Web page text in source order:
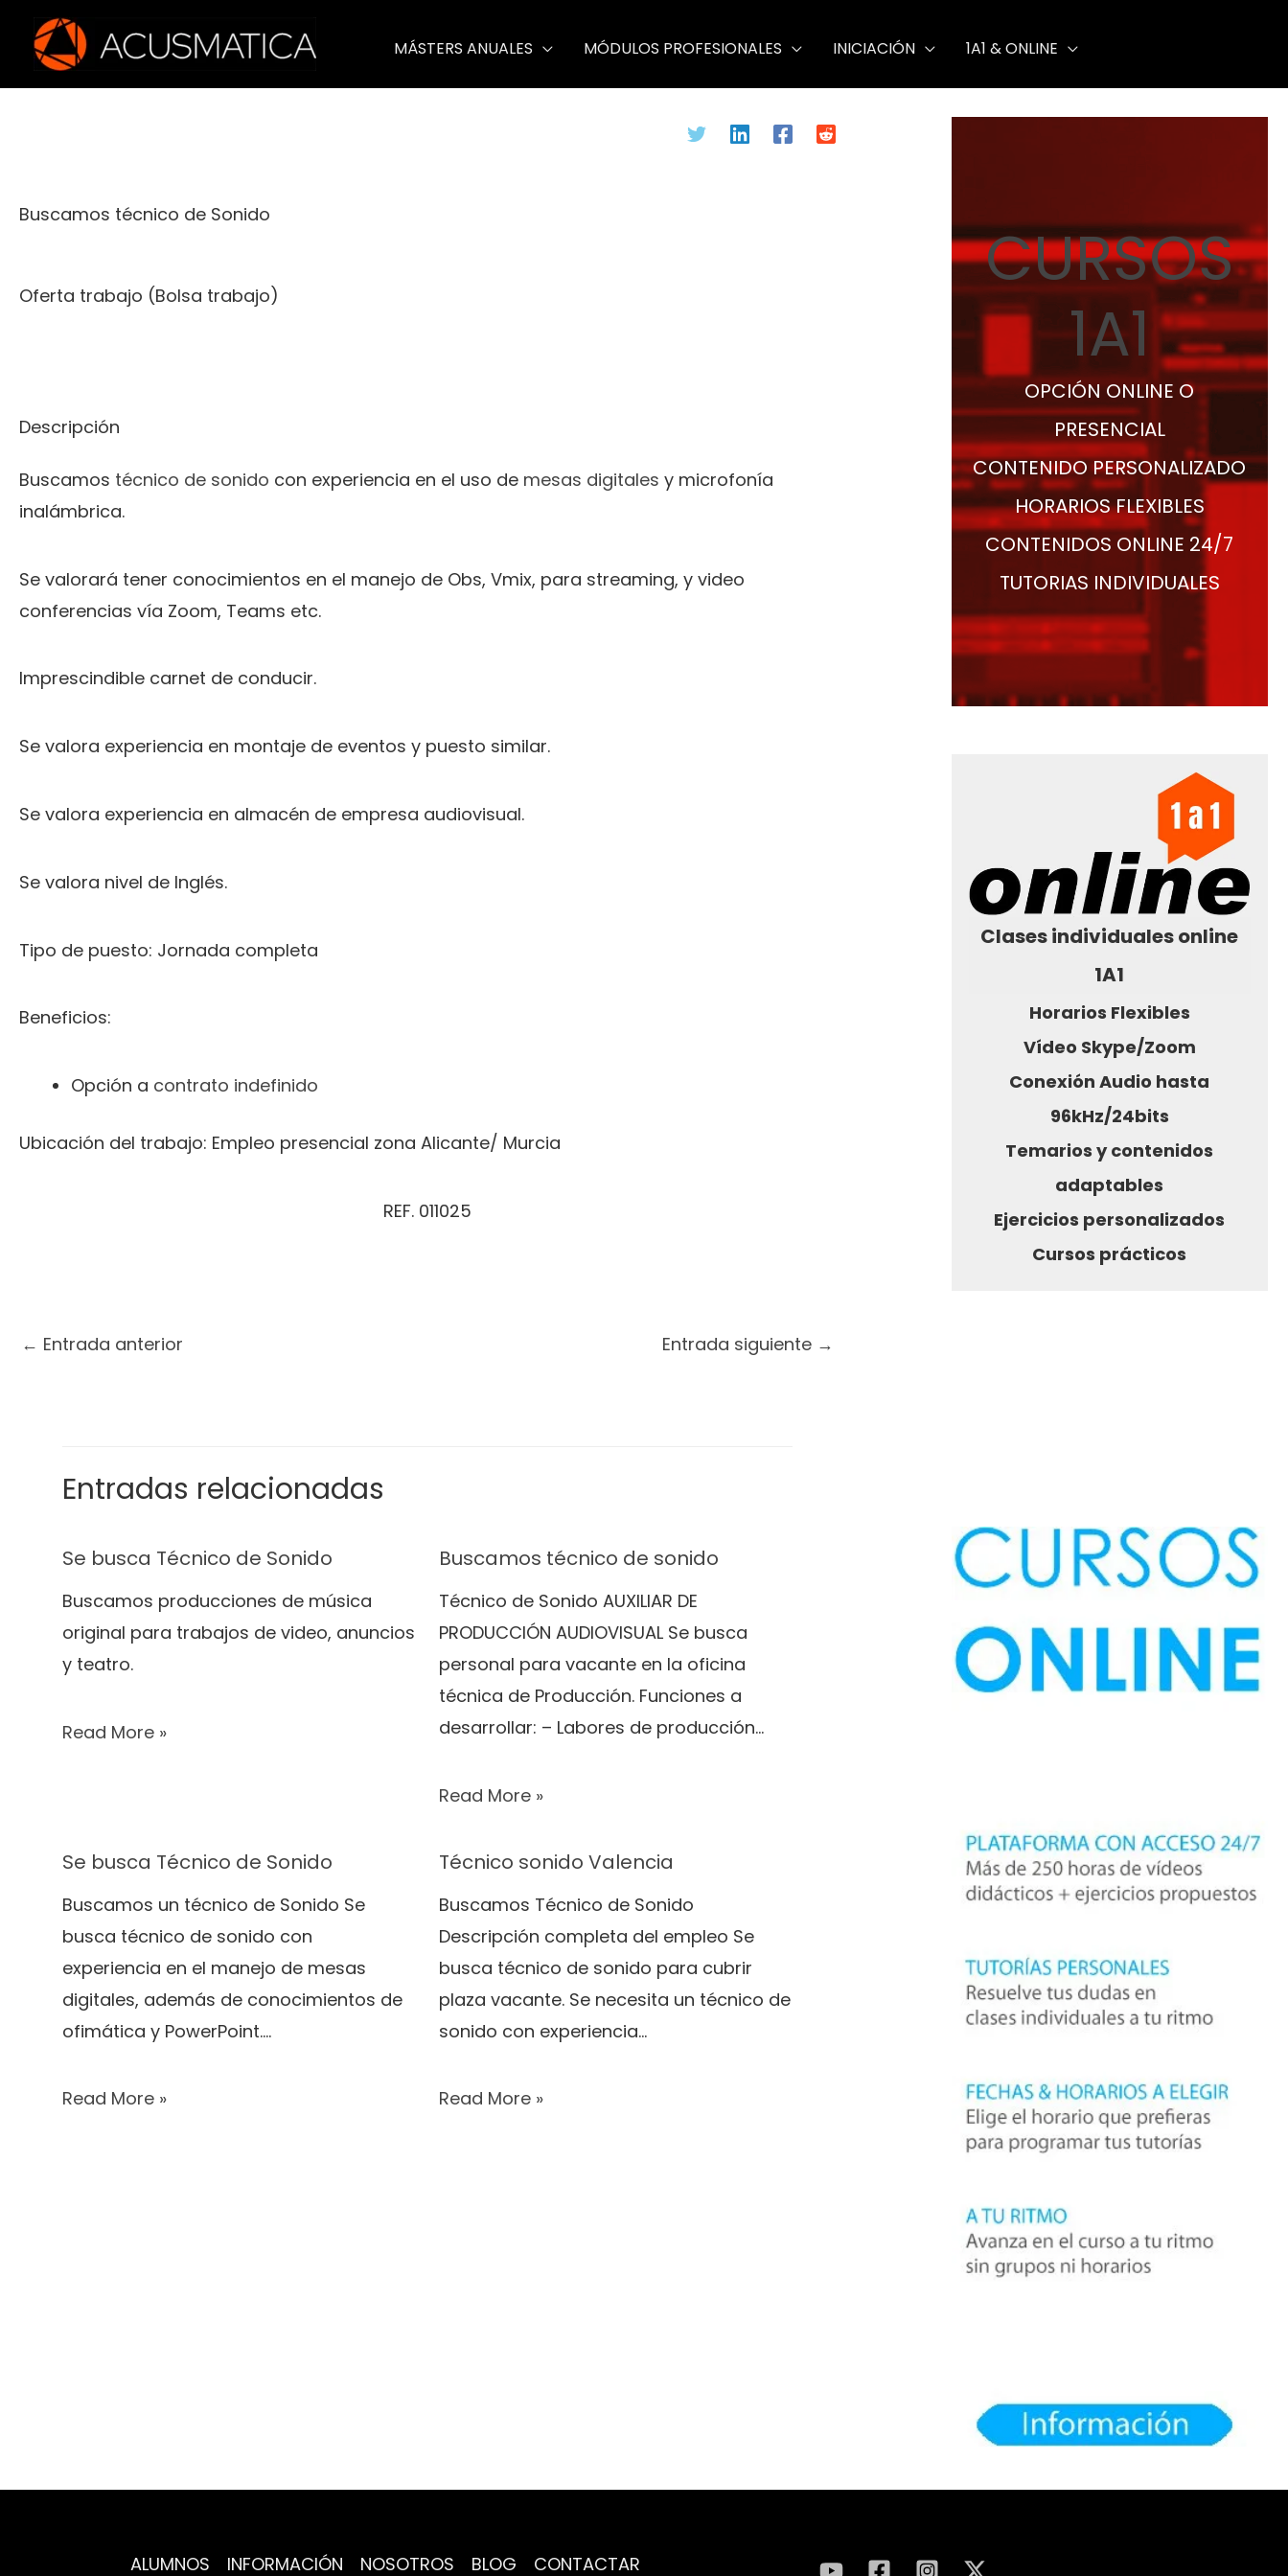
contenido
MÁSTERS ANUALES MÓDULOS PROFESIONALES INICIACIÓN 1A1 & ONLINE
Buscamos técnico de Sonido
Oferta trabajo (Bolsa trabajo)
Descripción
Buscamos técnico de sonido con experiencia en el uso de mesas digitales y microfonía
inalámbrica.
Se valorará tener conocimientos en el manejo de Obs, Vmix, para streaming, y video
conferencias vía Zoom, Teams etc.
Imprescindible carnet de conducir.
Se valora experiencia en montaje de eventos y puesto similar.
Se valora experiencia en almacén de empresa audiovisual.
Se valora nivel de Inglés.
Tipo de puesto: Jornada completa
Beneficios:
Opción a contrato indefinido
Ubicación del trabajo: Empleo presencial zona Alicante/ Murcia
REF. 011025
← Entrada anterior Entrada siguiente →
Entradas relacionadas
Se busca Técnico de Sonido
Buscamos producciones de música
original para trabajos de video, anuncios
y teatro.
Read More »
Buscamos técnico de sonido
Técnico de Sonido AUXILIAR DE
PRODUCCIÓN AUDIOVISUAL Se busca
personal para vacante en la oficina
técnica de Producción. Funciones a
desarrollar: – Labores de producción…
Read More »
Se busca Técnico de Sonido
Buscamos un técnico de Sonido Se
busca técnico de sonido con
experiencia en el manejo de mesas
digitales, además de conocimientos de
ofimática y PowerPoint.…
Read More »
Técnico sonido Valencia
Buscamos Técnico de Sonido
Descripción completa del empleo Se
busca técnico de sonido para cubrir
plaza vacante. Se necesita un técnico de
sonido con experiencia…
Read More »
CURSOS
1A1
OPCIÓN ONLINE O
PRESENCIAL
CONTENIDO PERSONALIZADO
HORARIOS FLEXIBLES
CONTENIDOS ONLINE 24/7
TUTORIAS INDIVIDUALES
Clases individuales online
1A1
Horarios Flexibles
Vídeo Skype/Zoom
Conexión Audio hasta
96kHz/24bits
Temarios y contenidos
adaptables
Ejercicios personalizados
Cursos prácticos
ALUMNOS INFORMACIÓN NOSOTROS BLOG CONTACTAR